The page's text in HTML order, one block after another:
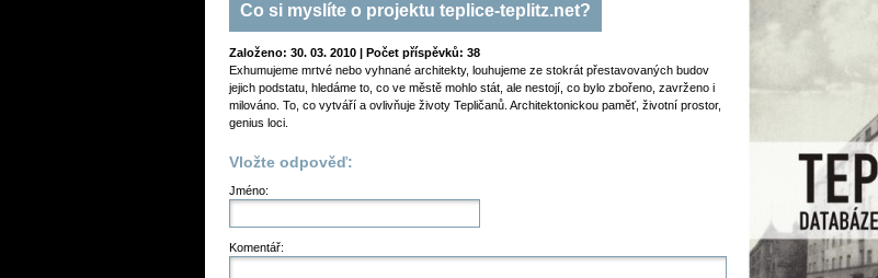
Co si myslíte o projektu teplice-teplitz.net?
Založeno: 30. 03. 2010 | Počet příspěvků: 38
Exhumujeme mrtvé nebo vyhnané architekty, louhujeme ze stokrát přestavovaných budov
jejich podstatu, hledáme to, co ve městě mohlo stát, ale nestojí, co bylo zbořeno, zavrženo i
milováno. To, co vytváří a ovlivňuje životy Tepličanů. Architektonickou paměť, životní prostor,
genius loci.
Vložte odpověď:
Jméno:
Komentář: